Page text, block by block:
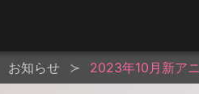
お知らせ 2023年10月新ア